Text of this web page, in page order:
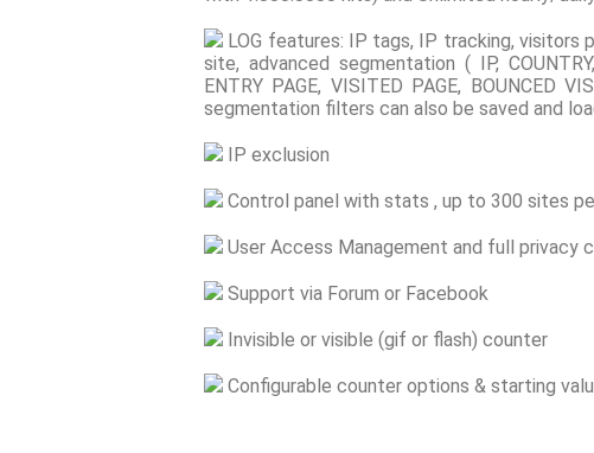
LOG features: IP tags, IP tracking, visitors
site, advanced segmentation ( IP,
ENTRY PAGE, VISITED PAGE, BOUNCED
segmentation filters can also be saved and
IP exclusion
Control panel with stats , up to 300 sites
User Access Management and full privacy
Support via Forum or Facebook
Invisible or visible (gif or flash) counter
Configurable counter options & starting